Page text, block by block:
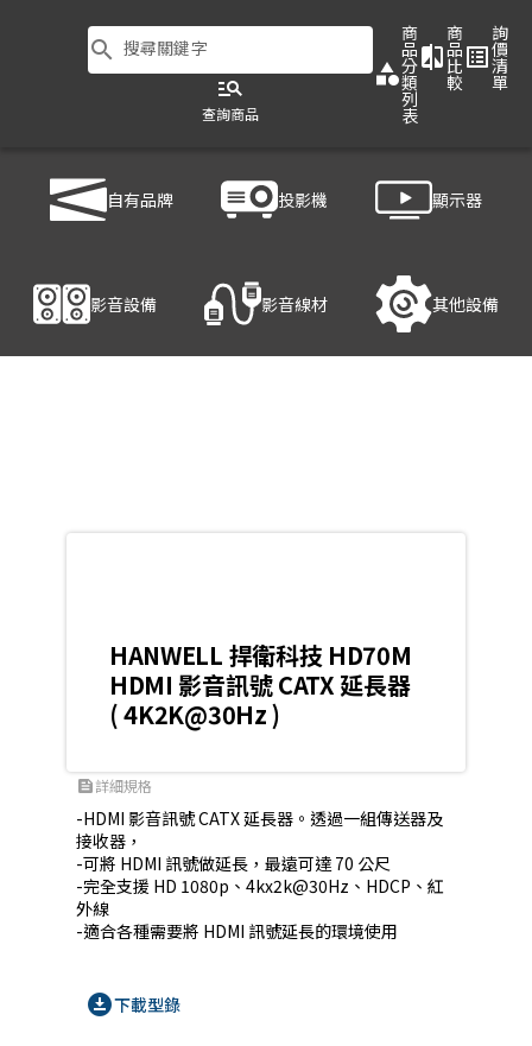
search 搜尋關鍵字
manage_search
查詢商品
category
商
品
分
類
列
表
compare
商
品
比
較
list_alt
詢
價
清
單
自有品牌 投影機 顯示器
影音設備 影音線材 其他設備
HANWELL 捍衛科技 HD70M
HANWELL 捍衛科技 HD70M
HDMI 影音訊號 CATX 延長器
( 4K2K@30Hz )
feed詳細規格
-HDMI 影音訊號 CATX 延長器。透過一組傳送器及
接收器，
-可將 HDMI 訊號做延長，最遠可達 70 公尺
-完全支援 HD 1080p、4kx2k@30Hz、HDCP、紅
外線
-適合各種需要將 HDMI 訊號延長的環境使用
download_for_offline下載型錄